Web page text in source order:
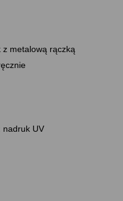
metalową rączką
nadruk UV